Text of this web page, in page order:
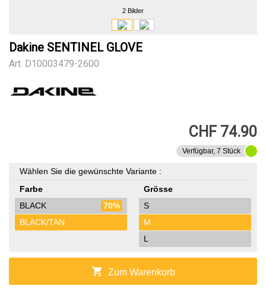
2 Bilder
Dakine SENTINEL GLOVE
Art. D10003479-2600
CHF 74.90
Verfügbar, 7 Stück
Wählen Sie die gewünschte Variante :
Farbe
BLACK
70%
BLACK/TAN
Grösse
S
M
L
shopping_cart Zum Warenkorb